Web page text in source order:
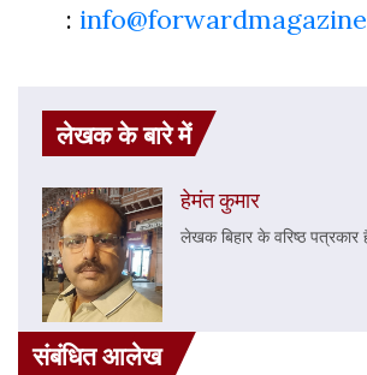
:
लेखक के बारे में
हेमंत कुमार
लेखक बिहार के वरिष्ठ पत्रकार
संबंधित आलेख